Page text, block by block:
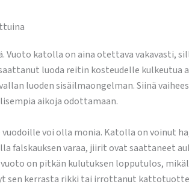
katolla on aina otettava vakavasti,
luoda reitin kosteudelle
luoden sisäilmaongelman. Siinä
aikoja odottamaan.
voi olla monia. Katolla on voinut
falskauksen varaa, jiirit ovat saattaneet
on pitkän kulutuksen lopputulos,
sen kerrasta rikki tai irrottanut